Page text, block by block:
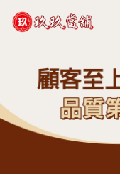
content